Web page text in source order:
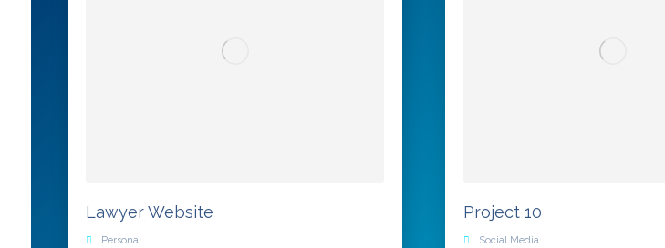
Lawyer Website
Personal
Project 10
Social Media